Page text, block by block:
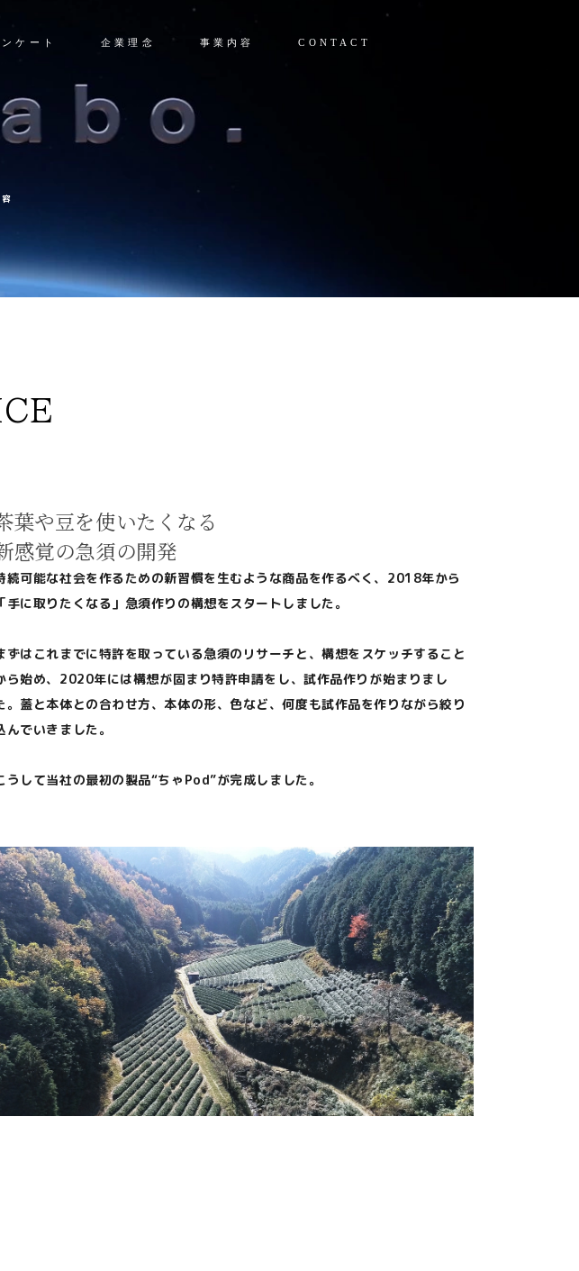
ケート 企業理念 事業内容 CONTACT
葉や豆を使いたくなる
感覚の急須の開発
続可能な社会を作るための新習慣を生むような商品を作るべく、2018年から
「手に取りたくなる」急須作りの構想をスタートしました。
ずはこれまでに特許を取っている急須のリサーチと、構想をスケッチすること
ら始め、2020年には構想が固まり特許申請をし、試作品作りが始まりまし
。蓋と本体との合わせ方、本体の形、色など、何度も試作品を作りながら絞り
んでいきました。
うして当社の最初の製品“ちゃPod”が完成しました。